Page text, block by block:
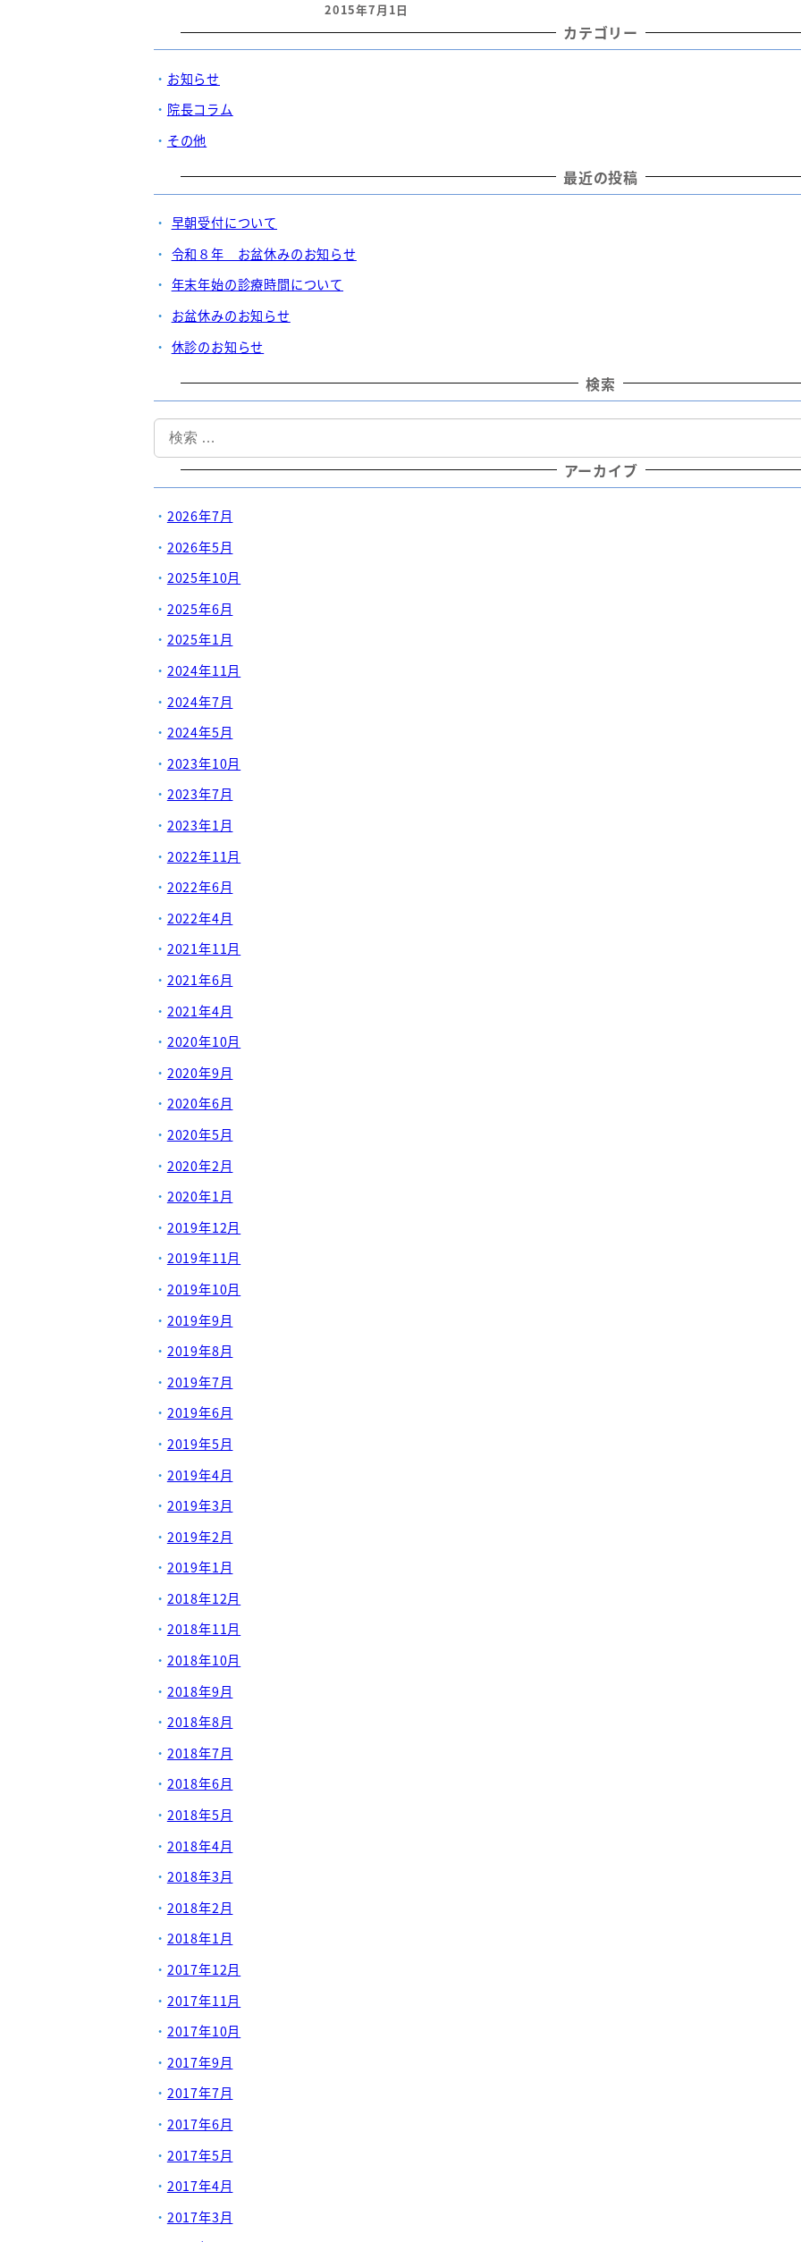
投稿日
2015年7月1日
カテゴリー
お知らせ
院長コラム
その他
最近の投稿
早朝受付について
令和８年 お盆休みのお知らせ
年末年始の診療時間について
お盆休みのお知らせ
休診のお知らせ
検索
検
索
アーカイブ
2026年7月
2026年5月
2025年10月
2025年6月
2025年1月
2024年11月
2024年7月
2024年5月
2023年10月
2023年7月
2023年1月
2022年11月
2022年6月
2022年4月
2021年11月
2021年6月
2021年4月
2020年10月
2020年9月
2020年6月
2020年5月
2020年2月
2020年1月
2019年12月
2019年11月
2019年10月
2019年9月
2019年8月
2019年7月
2019年6月
2019年5月
2019年4月
2019年3月
2019年2月
2019年1月
2018年12月
2018年11月
2018年10月
2018年9月
2018年8月
2018年7月
2018年6月
2018年5月
2018年4月
2018年3月
2018年2月
2018年1月
2017年12月
2017年11月
2017年10月
2017年9月
2017年7月
2017年6月
2017年5月
2017年4月
2017年3月